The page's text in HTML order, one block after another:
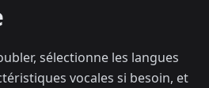
sélectionne les langues
vocales si besoin, et